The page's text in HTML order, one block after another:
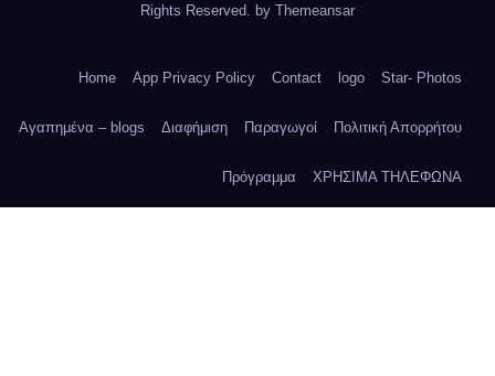
Rights Reserved. by Themeansar
Home App Privacy Policy Contact logo Star- Photos
Αγαπημένα – blogs Διαφήμιση Παραγωγοί Πολιτική Απορρήτου
Πρόγραμμα ΧΡΗΣΙΜΑ ΤΗΛΕΦΩΝΑ